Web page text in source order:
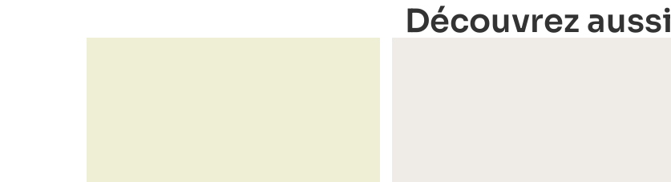
Découvrez aussi